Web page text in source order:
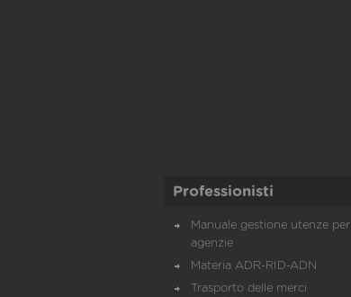
Professionisti
Manuale gestione utenze per
agenzie
Materia ADR-RID-ADN
Trasporto delle merci